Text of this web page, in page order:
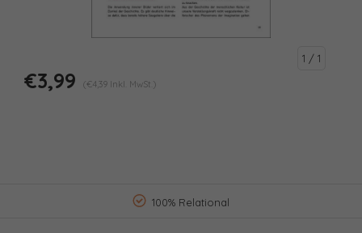
1 / 1
€3,99 (€4,39 Inkl. MwSt.)
100% Relational